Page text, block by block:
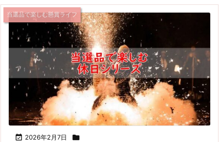
 2026年2月7日 
当選品で楽しむ懸賞ライフ